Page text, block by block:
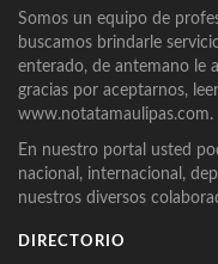
Somos un equipo de
buscamos brindarle
enterado, de antemano le
gracias por aceptarnos,
www.notatamaulipas.com.
En nuestro portal usted
nacional, internacional,
nuestros diversos
DIRECTORIO